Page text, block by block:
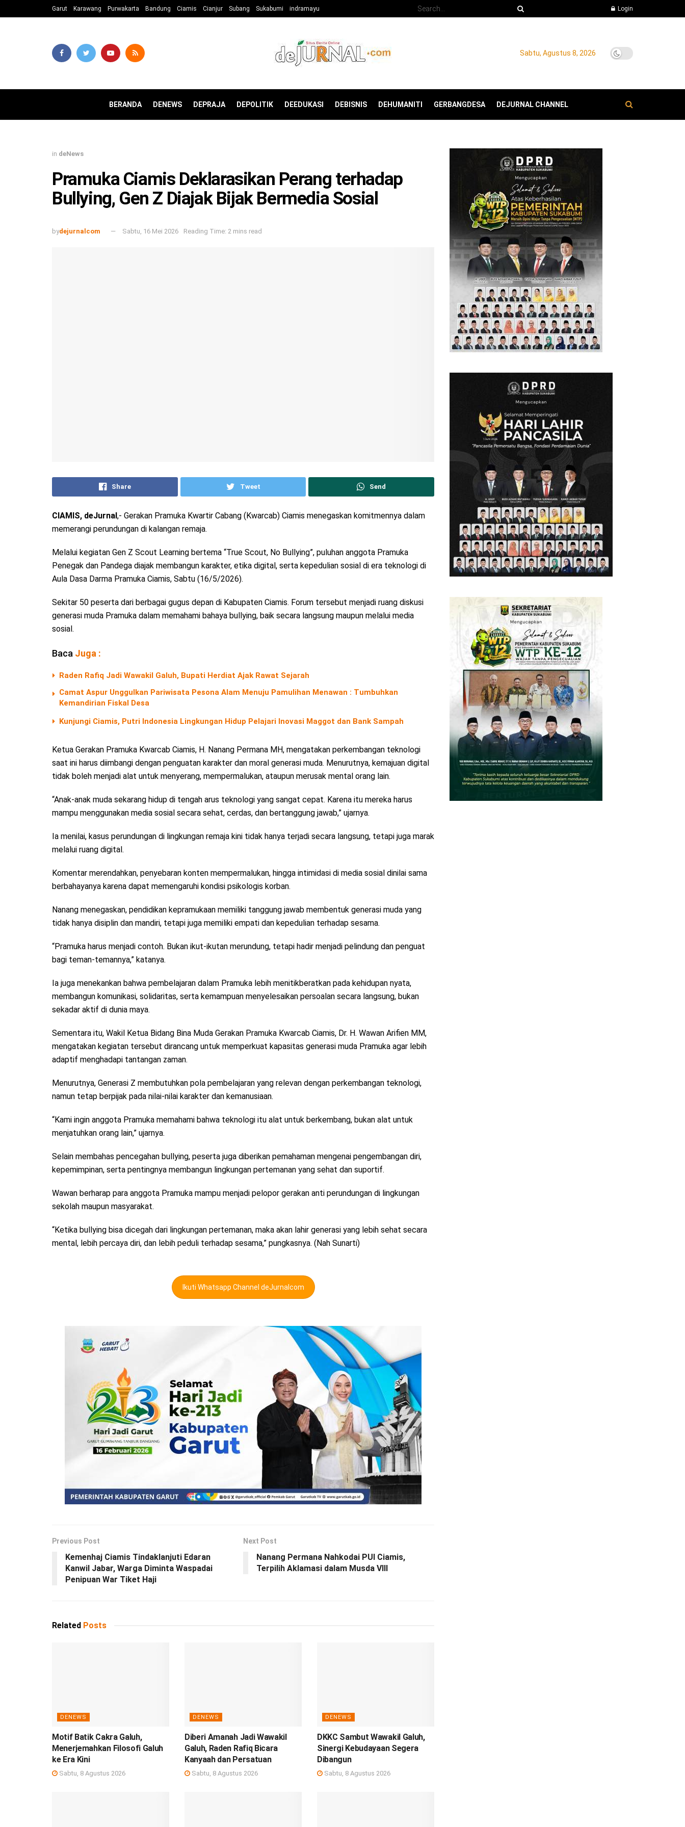
Garut Karawang Purwakarta Bandung Ciamis Cianjur Subang Sukabumi indramayu Login
Sabtu, Agustus 8, 2026
BERANDA DENEWS DEPRAJA DEPOLITIK DEEDUKASI DEBISNIS DEHUMANITI GERBANGDESA DEJURNAL CHANNEL
in deNews
Pramuka Ciamis Deklarasikan Perang terhadap
Bullying, Gen Z Diajak Bijak Bermedia Sosial
bydejurnalcom Sabtu, 16 Mei 2026 Reading Time: 2 mins read
Share Tweet Send
CIAMIS, deJurnal,- Gerakan Pramuka Kwartir Cabang (Kwarcab) Ciamis menegaskan komitmennya dalam
memerangi perundungan di kalangan remaja.
Melalui kegiatan Gen Z Scout Learning bertema “True Scout, No Bullying”, puluhan anggota Pramuka
Penegak dan Pandega diajak membangun karakter, etika digital, serta kepedulian sosial di era teknologi di
Aula Dasa Darma Pramuka Ciamis, Sabtu (16/5/2026).
Sekitar 50 peserta dari berbagai gugus depan di Kabupaten Ciamis. Forum tersebut menjadi ruang diskusi
generasi muda Pramuka dalam memahami bahaya bullying, baik secara langsung maupun melalui media
sosial.
Baca Juga :
Raden Rafiq Jadi Wawakil Galuh, Bupati Herdiat Ajak Rawat Sejarah
Camat Aspur Unggulkan Pariwisata Pesona Alam Menuju Pamulihan Menawan : Tumbuhkan
Kemandirian Fiskal Desa
Kunjungi Ciamis, Putri Indonesia Lingkungan Hidup Pelajari Inovasi Maggot dan Bank Sampah
Ketua Gerakan Pramuka Kwarcab Ciamis, H. Nanang Permana MH, mengatakan perkembangan teknologi
saat ini harus diimbangi dengan penguatan karakter dan moral generasi muda. Menurutnya, kemajuan digital
tidak boleh menjadi alat untuk menyerang, mempermalukan, ataupun merusak mental orang lain.
“Anak-anak muda sekarang hidup di tengah arus teknologi yang sangat cepat. Karena itu mereka harus
mampu menggunakan media sosial secara sehat, cerdas, dan bertanggung jawab,” ujarnya.
Ia menilai, kasus perundungan di lingkungan remaja kini tidak hanya terjadi secara langsung, tetapi juga marak
melalui ruang digital.
Komentar merendahkan, penyebaran konten mempermalukan, hingga intimidasi di media sosial dinilai sama
berbahayanya karena dapat memengaruhi kondisi psikologis korban.
Nanang menegaskan, pendidikan kepramukaan memiliki tanggung jawab membentuk generasi muda yang
tidak hanya disiplin dan mandiri, tetapi juga memiliki empati dan kepedulian terhadap sesama.
“Pramuka harus menjadi contoh. Bukan ikut-ikutan merundung, tetapi hadir menjadi pelindung dan penguat
bagi teman-temannya,” katanya.
Ia juga menekankan bahwa pembelajaran dalam Pramuka lebih menitikberatkan pada kehidupan nyata,
membangun komunikasi, solidaritas, serta kemampuan menyelesaikan persoalan secara langsung, bukan
sekadar aktif di dunia maya.
Sementara itu, Wakil Ketua Bidang Bina Muda Gerakan Pramuka Kwarcab Ciamis, Dr. H. Wawan Arifien MM,
mengatakan kegiatan tersebut dirancang untuk memperkuat kapasitas generasi muda Pramuka agar lebih
adaptif menghadapi tantangan zaman.
Menurutnya, Generasi Z membutuhkan pola pembelajaran yang relevan dengan perkembangan teknologi,
namun tetap berpijak pada nilai-nilai karakter dan kemanusiaan.
“Kami ingin anggota Pramuka memahami bahwa teknologi itu alat untuk berkembang, bukan alat untuk
menjatuhkan orang lain,” ujarnya.
Selain membahas pencegahan bullying, peserta juga diberikan pemahaman mengenai pengembangan diri,
kepemimpinan, serta pentingnya membangun lingkungan pertemanan yang sehat dan suportif.
Wawan berharap para anggota Pramuka mampu menjadi pelopor gerakan anti perundungan di lingkungan
sekolah maupun masyarakat.
“Ketika bullying bisa dicegah dari lingkungan pertemanan, maka akan lahir generasi yang lebih sehat secara
mental, lebih percaya diri, dan lebih peduli terhadap sesama,” pungkasnya. (Nah Sunarti)
Ikuti Whatsapp Channel deJurnalcom
Previous Post
Kemenhaj Ciamis Tindaklanjuti Edaran
Kanwil Jabar, Warga Diminta Waspadai
Penipuan War Tiket Haji
Next Post
Nanang Permana Nahkodai PUI Ciamis,
Terpilih Aklamasi dalam Musda VIII
Related Posts
DENEWS
Motif Batik Cakra Galuh,
Menerjemahkan Filosofi Galuh
ke Era Kini
Sabtu, 8 Agustus 2026
DENEWS
Diberi Amanah Jadi Wawakil
Galuh, Raden Rafiq Bicara
Kanyaah dan Persatuan
Sabtu, 8 Agustus 2026
DENEWS
DKKC Sambut Wawakil Galuh,
Sinergi Kebudayaan Segera
Dibangun
Sabtu, 8 Agustus 2026